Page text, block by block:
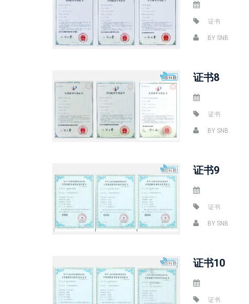
证书
BY SNB
证书8
证书
BY SNB
证书9
证书
BY SNB
证书10
证书